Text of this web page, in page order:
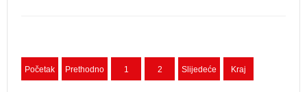
Početak Prethodno 1 2 Slijedeće Kraj